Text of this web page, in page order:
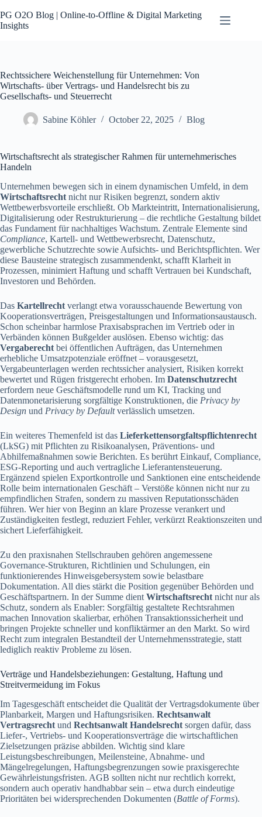
to
content
PG O2O Blog | Online-to-Offline & Digital Marketing
Insights
Rechtssichere Weichenstellung für Unternehmen: Von
Wirtschafts- über Vertrags- und Handelsrecht bis zu
Gesellschafts- und Steuerrecht
Sabine Köhler October 22, 2025 Blog
Wirtschaftsrecht als strategischer Rahmen für unternehmerisches
Handeln
Unternehmen bewegen sich in einem dynamischen Umfeld, in dem
Wirtschaftsrecht nicht nur Risiken begrenzt, sondern aktiv
Wettbewerbsvorteile erschließt. Ob Markteintritt, Internationalisierung,
Digitalisierung oder Restrukturierung – die rechtliche Gestaltung bildet
das Fundament für nachhaltiges Wachstum. Zentrale Elemente sind
Compliance, Kartell- und Wettbewerbsrecht, Datenschutz,
gewerbliche Schutzrechte sowie Aufsichts- und Berichtspflichten. Wer
diese Bausteine strategisch zusammendenkt, schafft Klarheit in
Prozessen, minimiert Haftung und schafft Vertrauen bei Kundschaft,
Investoren und Behörden.
Das Kartellrecht verlangt etwa vorausschauende Bewertung von
Kooperationsverträgen, Preisgestaltungen und Informationsaustausch.
Schon scheinbar harmlose Praxisabsprachen im Vertrieb oder in
Verbänden können Bußgelder auslösen. Ebenso wichtig: das
Vergaberecht bei öffentlichen Aufträgen, das Unternehmen
erhebliche Umsatzpotenziale eröffnet – vorausgesetzt,
Vergabeunterlagen werden rechtssicher analysiert, Risiken korrekt
bewertet und Rügen fristgerecht erhoben. Im Datenschutzrecht
erfordern neue Geschäftsmodelle rund um KI, Tracking und
Datenmonetarisierung sorgfältige Konstruktionen, die Privacy by
Design und Privacy by Defaultverlässlich umsetzen.
Ein weiteres Themenfeld ist das Lieferkettensorgfaltspflichtenrecht
(LkSG) mit Pflichten zu Risikoanalysen, Präventions- und
Abhilfemaßnahmen sowie Berichten. Es berührt Einkauf, Compliance,
ESG-Reporting und auch vertragliche Lieferantensteuerung.
Ergänzend spielen Exportkontrolle und Sanktionen eine entscheidende
Rolle beim internationalen Geschäft – Verstöße können nicht nur zu
empfindlichen Strafen, sondern zu massiven Reputationsschäden
führen. Wer hier von Beginn an klare Prozesse verankert und
Zuständigkeiten festlegt, reduziert Fehler, verkürzt Reaktionszeiten und
sichert Lieferfähigkeit.
Zu den praxisnahen Stellschrauben gehören angemessene
Governance-Strukturen, Richtlinien und Schulungen, ein
funktionierendes Hinweisgebersystem sowie belastbare
Dokumentation. All dies stärkt die Position gegenüber Behörden und
Geschäftspartnern. In der Summe dient Wirtschaftsrecht nicht nur als
Schutz, sondern als Enabler: Sorgfältig gestaltete Rechtsrahmen
machen Innovation skalierbar, erhöhen Transaktionssicherheit und
bringen Projekte schneller und konfliktärmer an den Markt. So wird
Recht zum integralen Bestandteil der Unternehmensstrategie, statt
lediglich reaktiv Probleme zu lösen.
Verträge und Handelsbeziehungen: Gestaltung, Haftung und
Streitvermeidung im Fokus
Im Tagesgeschäft entscheidet die Qualität der Vertragsdokumente über
Planbarkeit, Margen und Haftungsrisiken. Rechtsanwalt
Vertragsrecht und Rechtsanwalt Handelsrecht sorgen dafür, dass
Liefer-, Vertriebs- und Kooperationsverträge die wirtschaftlichen
Zielsetzungen präzise abbilden. Wichtig sind klare
Leistungsbeschreibungen, Meilensteine, Abnahme- und
Mängelregelungen, Haftungsbegrenzungen sowie praxisgerechte
Gewährleistungsfristen. AGB sollten nicht nur rechtlich korrekt,
sondern auch operativ handhabbar sein – etwa durch eindeutige
Prioritäten bei widersprechenden Dokumenten (Battle of Forms).